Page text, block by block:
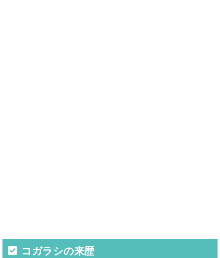
コガラシの来歴